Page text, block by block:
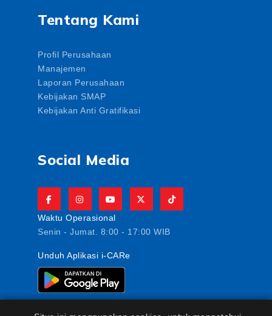
Tentang Kami
Profil Perusahaan
Manajemen
Laporan Perusahaan
Kebijakan SMAP
Kebijakan Anti Gratifikasi
Social Media
Waktu Operasional
Senin - Jumat. 8:00 - 17:00 WIB
Unduh Aplikasi i-CARe